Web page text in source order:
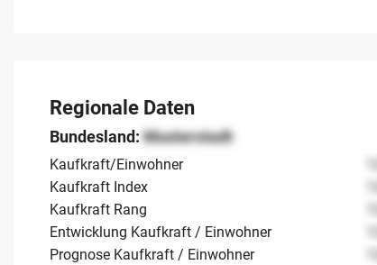
Regionale Daten
Bundesland: Musterstadt
Kaufkraft/Einwohner
Kaufkraft Index
Kaufkraft Rang
Entwicklung Kaufkraft / Einwohner
Prognose Kaufkraft / Einwohner